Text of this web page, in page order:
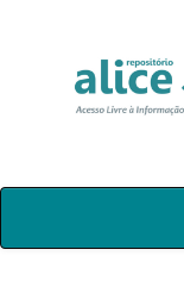
Skip